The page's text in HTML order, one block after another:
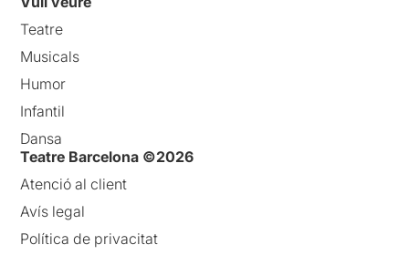
Teatre
Musicals
Humor
Infantil
Dansa
Teatre Barcelona ©2026
Atenció al client
Avís legal
Política de privacitat